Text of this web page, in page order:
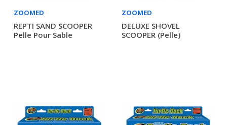
ZOOMED
REPTI SAND SCOOPER
Pelle Pour Sable
ZOOMED
DELUXE SHOVEL
SCOOPER (pelle)